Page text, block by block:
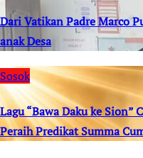
Dari Vatikan Padre Marco
anak Desa
Sosok
Lagu “Bawa Daku ke
Peraih Predikat Summa